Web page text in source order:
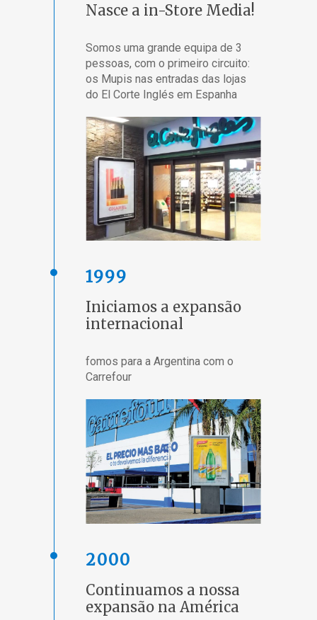
Nasce a in-Store Media!
Somos uma grande equipa de 3
pessoas, com o primeiro circuito:
os Mupis nas entradas das lojas
do El Corte Inglés em Espanha
1999
Iniciamos a expansão
internacional
fomos para a Argentina com o
Carrefour
2000
Continuamos a nossa
expansão na América